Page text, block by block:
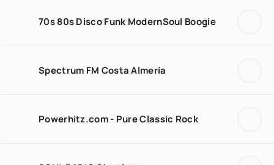
70s 80s Disco Funk ModernSoul Boogie
Spectrum FM Costa Almería
Powerhitz.com - Pure Classic Rock